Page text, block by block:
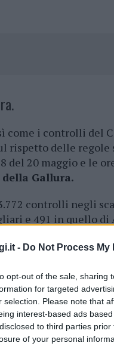
- Do Not Process
opt-out of the sale, sharing
for targeted
selection. Please note that
interest-based ads
to third parties
of your personal
come i controlli del
rispetto delle
del 20 maggio e le
Gallura.
controlli negli
e 491 in quello di
cliccandoqui